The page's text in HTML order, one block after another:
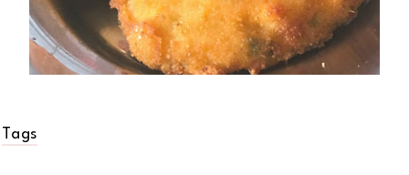
Tags